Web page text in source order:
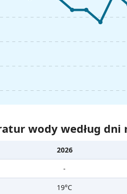
wody według dni
2026
-
19°C